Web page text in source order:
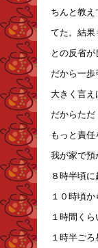
ちんと教
てた。結果
との反省が
だから一歩
大きく言
だからただ
もっと責
我が家で預
８時半頃に
１０時頃
１時間くら
１時半ご